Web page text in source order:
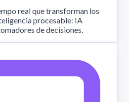
real que transforman los
procesable: IA
de decisiones.